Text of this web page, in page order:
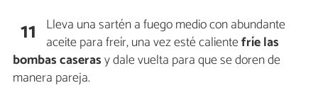
11 Lleva una sartén a fuego medio con abundante
aceite para freír, una vez esté calientefríe las
bombas caserasy dale vuelta para que se doren de
manera pareja.